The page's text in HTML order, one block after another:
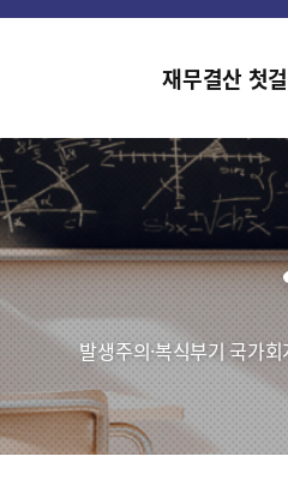
홈
재무결산 첫
발생주의·복식부기 국가